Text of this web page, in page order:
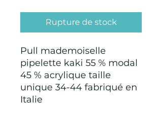
Rupture de stock
Pull mademoiselle
pipelette kaki 55 % modal
45 % acrylique taille
unique 34-44 fabriqué en
Italie